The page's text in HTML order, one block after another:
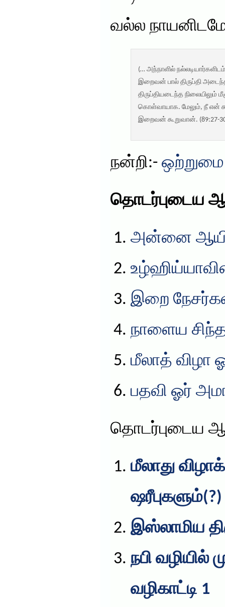
வல்ல நாயனிடமே
(… அந்நாளில்
இறைவன் பால் திருப்தி
திருப்தியடைந்த நிலையிலும்
கொள்வாயாக. மேலும், நீ என்
இறைவன் கூறுவான். (89:27-
நன்றி:- ஒற்றுமை
தொடர்புடைய
அன்னை
இறை
நாளைய
மீலாத் விழா
பதவி ஓர்
தொடர்புடைய
மீலாது
ஷரீபுகளும்(?)
இஸ்லாமிய
நபி
வழிகாட்டி 1